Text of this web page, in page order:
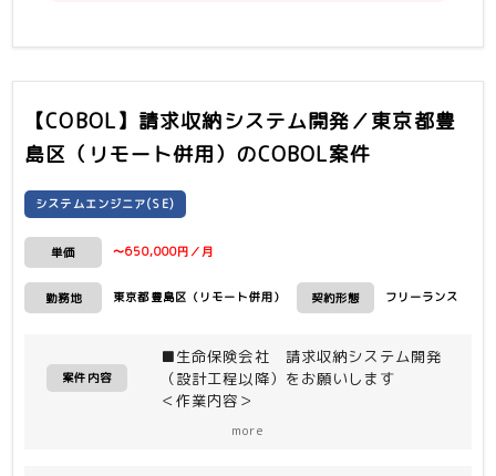
【COBOL】請求収納システム開発／東京都豊
島区（リモート併用） のCOBOL案件
システムエンジニア(SE)
単価 〜650,000円／月
勤務地 東京都豊島区（リモート併用） 契約形態 フリーランス
案件内容
■生命保険会社 請求収納システム開発
（設計工程以降）をお願いします
＜作業内容＞
more